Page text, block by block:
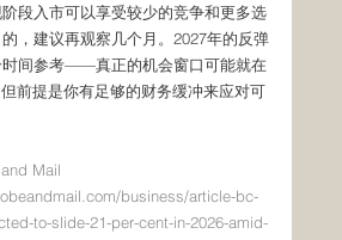
段入市可以享受较少的竞争和更多选
，建议再观察几个月。2027年的反弹
时间参考——真正的机会窗口可能就在
前提是你有足够的财务缓冲来应对可
Mail
business/article-bc-
to-slide-21-per-cent-in-2026-amid-